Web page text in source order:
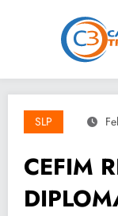
SLP
CEFIM